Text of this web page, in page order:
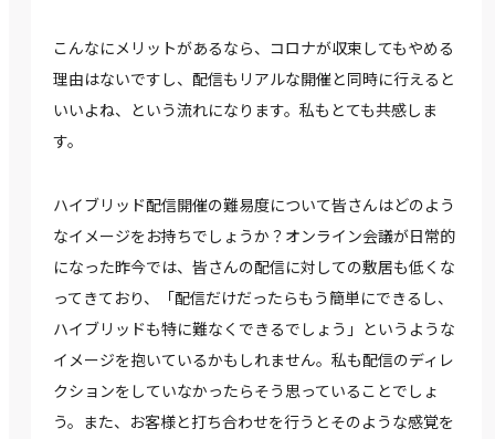
こんなにメリットがあるなら、コロナが収束してもやめる
理由はないですし、配信もリアルな開催と同時に行えると
いいよね、という流れになります。私もとても共感しま
す。
ハイブリッド配信開催の難易度について皆さんはどのよう
なイメージをお持ちでしょうか？オンライン会議が日常的
になった昨今では、皆さんの配信に対しての敷居も低くな
ってきており、「配信だけだったらもう簡単にできるし、
ハイブリッドも特に難なくできるでしょう」というような
イメージを抱いているかもしれません。私も配信のディレ
クションをしていなかったらそう思っていることでしょ
う。また、お客様と打ち合わせを行うとそのような感覚を